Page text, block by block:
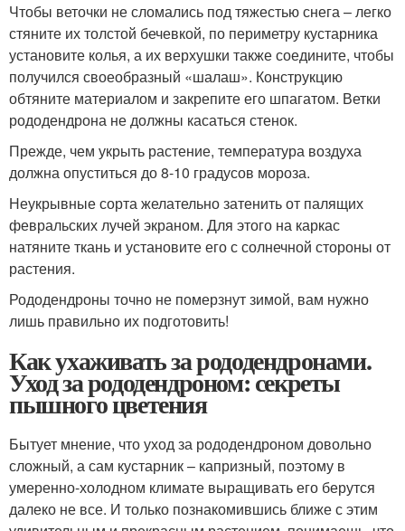
Чтобы веточки не сломались под тяжестью снега – легко
стяните их толстой бечевкой, по периметру кустарника
установите колья, а их верхушки также соедините, чтобы
получился своеобразный «шалаш». Конструкцию
обтяните материалом и закрепите его шпагатом. Ветки
рододендрона не должны касаться стенок.
Прежде, чем укрыть растение, температура воздуха
должна опуститься до 8-10 градусов мороза.
Неукрывные сорта желательно затенить от палящих
февральских лучей экраном. Для этого на каркас
натяните ткань и установите его с солнечной стороны от
растения.
Рододендроны точно не померзнут зимой, вам нужно
лишь правильно их подготовить!
Как ухаживать за рододендронами.
Уход за рододендроном: секреты
пышного цветения
Бытует мнение, что уход за рододендроном довольно
сложный, а сам кустарник – капризный, поэтому в
умеренно-холодном климате выращивать его берутся
далеко не все. И только познакомившись ближе с этим